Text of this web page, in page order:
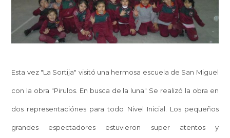
Esta vez "La Sortija" visitó una hermosa escuela de San Miguel
con la obra "Pirulos. En busca de la luna" Se realizó la obra en
dos representaciónes para todo Nivel Inicial. Los pequeños
grandes espectadores estuvieron super atentos y